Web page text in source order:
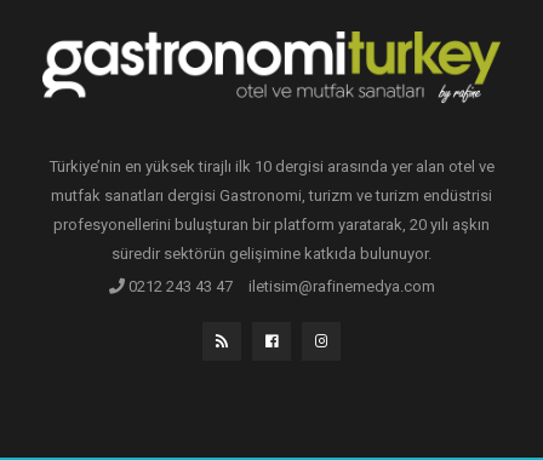
Türkiye’nin en yüksek tirajlı ilk 10 dergisi arasında yer alan otel ve
mutfak sanatları dergisi Gastronomi, turizm ve turizm endüstrisi
profesyonellerini buluşturan bir platform yaratarak, 20 yılı aşkın
süredir sektörün gelişimine katkıda bulunuyor.
0212 243 43 47
iletisim@rafinemedya.com